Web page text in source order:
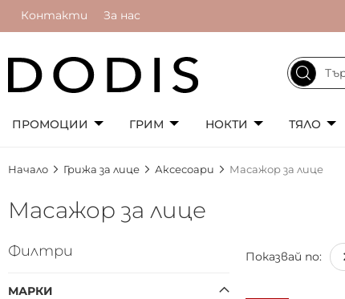
Контакти За нас
ПРОМОЦИИ ГРИМ НОКТИ ТЯЛО
Начало Грижа за лице Аксесоари Масажор за лице
Масажор за лице
Показвай по:
Филтри
МАРКИ